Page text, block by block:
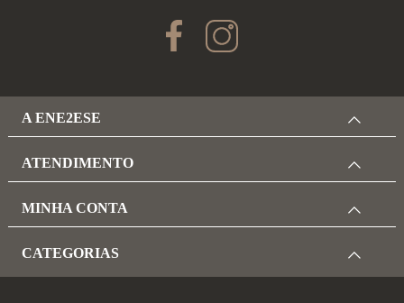
A ENE2ESE
ATENDIMENTO
MINHA CONTA
CATEGORIAS